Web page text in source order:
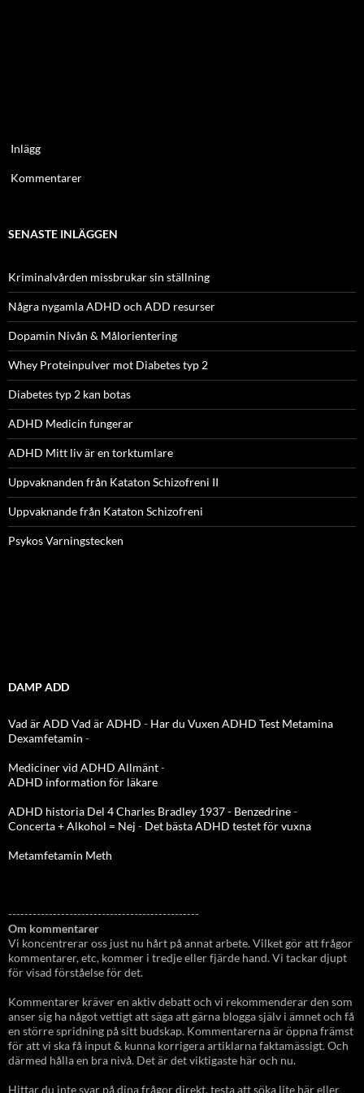
Inlägg
Kommentarer
SENASTE INLÄGGEN
Kriminalvården missbrukar sin ställning
Några nygamla ADHD och ADD resurser
Dopamin Nivån & Målorientering
Whey Proteinpulver mot Diabetes typ 2
Diabetes typ 2 kan botas
ADHD Medicin fungerar
ADHD Mitt liv är en torktumlare
Uppvaknanden från Kataton Schizofreni II
Uppvaknande från Kataton Schizofreni
Psykos Varningstecken
DAMP ADD
Vad är ADD Vad är ADHD - Har du Vuxen ADHD Test Metamina
Dexamfetamin -
Mediciner vid ADHD Allmänt-
ADHD information för läkare
ADHD historia Del 4 Charles Bradley 1937 - Benzedrine-
Concerta + Alkohol = Nej - Det bästa ADHD testet för vuxna
Metamfetamin Meth
-----------------------------------------------
Om kommentarer
Vi koncentrerar oss just nu hårt på annat arbete. Vilket gör att frågor
kommentarer, etc, kommer i tredje eller fjärde hand. Vi tackar djupt
för visad förståelse för det.
Kommentarer kräver en aktiv debatt och vi rekommenderar den som
anser sig ha något vettigt att säga att gärna blogga själv i ämnet och få
en större spridning på sitt budskap. Kommentarerna är öppna främst
för att vi ska få input & kunna korrigera artiklarna faktamässigt. Och
därmed hålla en bra nivå. Det är det viktigaste här och nu.
Hittar du inte svar på dina frågor direkt, testa att söka lite här eller